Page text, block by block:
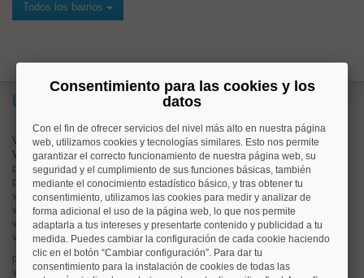
Todos los barrios
Lo más buscado
Valorar vivienda online
Vender piso
pisos enchamberí
pisos enmoncloa
viviendas enargüelles
viviendas entetuán
viviendas encuatro caminos
viviendas en chamartín
pisos enrios rosas
viviendas enprosperidad
Consentimiento para las cookies y los
datos
Con el fin de ofrecer servicios del nivel más alto en nuestra página
web, utilizamos cookies y tecnologías similares. Esto nos permite
garantizar el correcto funcionamiento de nuestra página web, su
seguridad y el cumplimiento de sus funciones básicas, también
mediante el conocimiento estadístico básico, y tras obtener tu
consentimiento, utilizamos las cookies para medir y analizar de
forma adicional el uso de la página web, lo que nos permite
adaptarla a tus intereses y presentarte contenido y publicidad a tu
medida. Puedes cambiar la configuración de cada cookie haciendo
clic en el botón “Cambiar configuración”. Para dar tu
consentimiento para la instalación de cookies de todas las